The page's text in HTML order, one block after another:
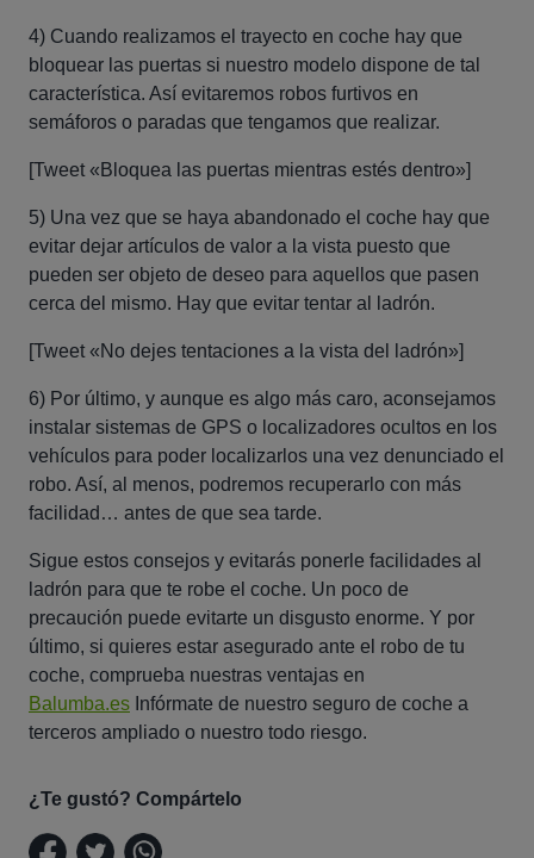
4) Cuando realizamos el trayecto en coche hay que
bloquear las puertas si nuestro modelo dispone de tal
característica. Así evitaremos robos furtivos en
semáforos o paradas que tengamos que realizar.
[Tweet «Bloquea las puertas mientras estés dentro»]
5) Una vez que se haya abandonado el coche hay que
evitar dejar artículos de valor a la vista puesto que
pueden ser objeto de deseo para aquellos que pasen
cerca del mismo. Hay que evitar tentar al ladrón.
[Tweet «No dejes tentaciones a la vista del ladrón»]
6) Por último, y aunque es algo más caro, aconsejamos
instalar sistemas de GPS o localizadores ocultos en los
vehículos para poder localizarlos una vez denunciado el
robo. Así, al menos, podremos recuperarlo con más
facilidad… antes de que sea tarde.
Sigue estos consejos y evitarás ponerle facilidades al
ladrón para que te robe el coche. Un poco de
precaución puede evitarte un disgusto enorme. Y por
último, si quieres estar asegurado ante el robo de tu
coche, comprueba nuestras ventajas en
Balumba.es Infórmate de nuestro seguro de coche a
terceros ampliado o nuestro todo riesgo.
¿Te gustó? Compártelo